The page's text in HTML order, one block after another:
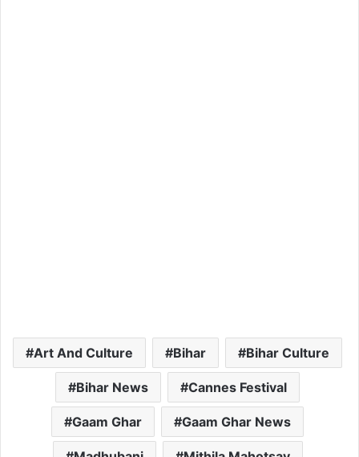
Art And Culture Bihar Bihar Culture
Bihar News Cannes Festival
Gaam Ghar Gaam Ghar News